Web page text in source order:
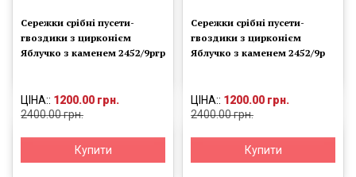
Сережки срібні пусети-
гвоздики з цирконієм
Яблучко з каменем 2452/9ргр
ЦІНА:: 1200.00 грн.
2400.00 грн.
Купити
Сережки срібні пусети-
гвоздики з цирконієм
Яблучко з каменем 2452/9р
ЦІНА:: 1200.00 грн.
2400.00 грн.
Купити